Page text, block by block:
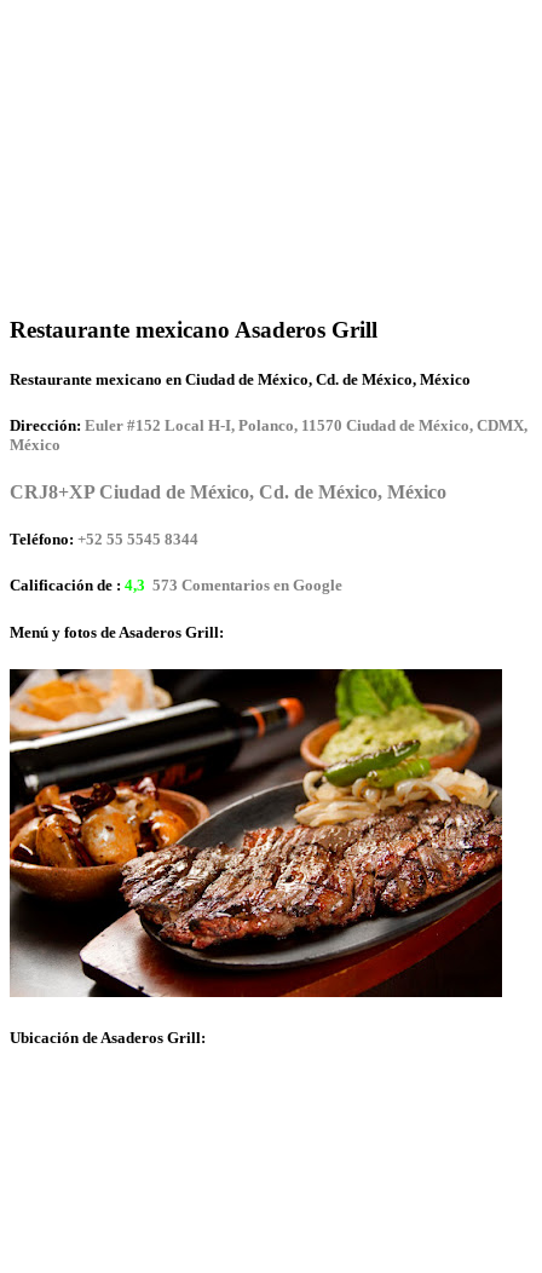
Restaurante mexicano Asaderos Grill
Restaurante mexicano en Ciudad de México, Cd. de México, México
Dirección: Euler #152 Local H-I, Polanco, 11570 Ciudad de México, CDMX,
México
CRJ8+XP Ciudad de México, Cd. de México, México
Teléfono: +52 55 5545 8344
Calificación de : 4,3 573 Comentarios en Google
Menú y fotos de Asaderos Grill:
Ubicación de Asaderos Grill: